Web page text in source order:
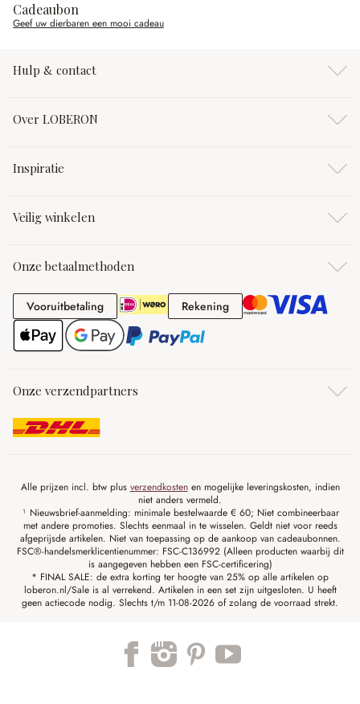
Cadeaubon
Geef uw dierbaren een mooi cadeau
Hulp & contact
Over LOBERON
Inspiratie
Veilig winkelen
Onze betaalmethoden
VooruitbetalingVooruitbetaling RekeningRekening
Onze verzendpartners
Alle prijzen incl. btw plus verzendkostenen mogelijke leveringskosten, indien
niet anders vermeld.
¹ Nieuwsbrief-aanmelding: minimale bestelwaarde € 60; Niet combineerbaar
met andere promoties. Slechts eenmaal in te wisselen. Geldt niet voor reeds
afgeprijsde artikelen. Niet van toepassing op de aankoop van cadeaubonnen.
FSC®-handelsmerklicentienummer: FSC-C136992 (Alleen producten waarbij dit
is aangegeven hebben een FSC-certificering)
* FINAL SALE: de extra korting ter hoogte van 25% op alle artikelen op
loberon.nl/Sale is al verrekend. Artikelen in een set zijn uitgesloten. U heeft
geen actiecode nodig. Slechts t/m 11-08-2026 of zolang de voorraad strekt.